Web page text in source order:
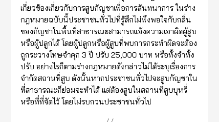
เกี่ยวข้องเกี่ยวกับการสูบกัญชาเพื่อการสันทนาการ ในร่าง
กฎหมายฉบับนี้ประชาชนทั่วไปที่รู้สึกไม่พึงพอใจกับกลิ่น
ของกัญชาในพื้นที่สาธารณะสามารถแจ้งความเอาผิดผู้สูบ
หรือผู้ปลูกได้ โดยผู้ปลูกหรือผู้สูบที่พบการกระทำผิดจะต้อง
ถูกระวางโทษจำคุก 3 ปี ปรับ 25,000 บาท หรือทั้งจำทั้ง
ปรับ อย่างไรก็ตามร่างกฎหมายดังกล่าวไม่ได้ระบุเรื่องการ
จำกัดสถานที่สูบ ดังนั้นหากประชาชนทั่วไปจะสูบกัญชาใน
ที่สาธารณะก็ย่อมจะทำได้ แต่ต้องสูบในสถานที่สูบบุหรี่
หรือที่ที่จัดไว้ โดยไม่รบกวนประชาชนทั่วไป